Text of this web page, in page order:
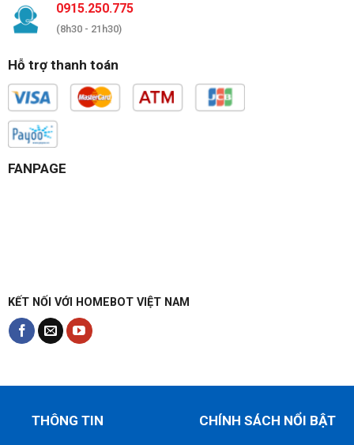
0915.250.775
(8h30 - 21h30)
Hỗ trợ thanh toán
FANPAGE
KẾT NỐI VỚI HOMEBOT VIỆT NAM
THÔNG TIN CHÍNH SÁCH NỔI BẬT